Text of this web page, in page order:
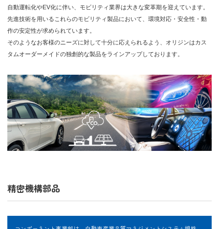
自動運転化やEV化に伴い、モビリティ業界は大きな変革期を迎えています。
先進技術を用いるこれらのモビリティ製品において、環境対応・安全性・動
作の安定性が求められています。
そのようなお客様のニーズに対して十分に応えられるよう、オリジンはカス
タムオーダーメイドの独創的な製品をラインアップしております。
精密機構部品